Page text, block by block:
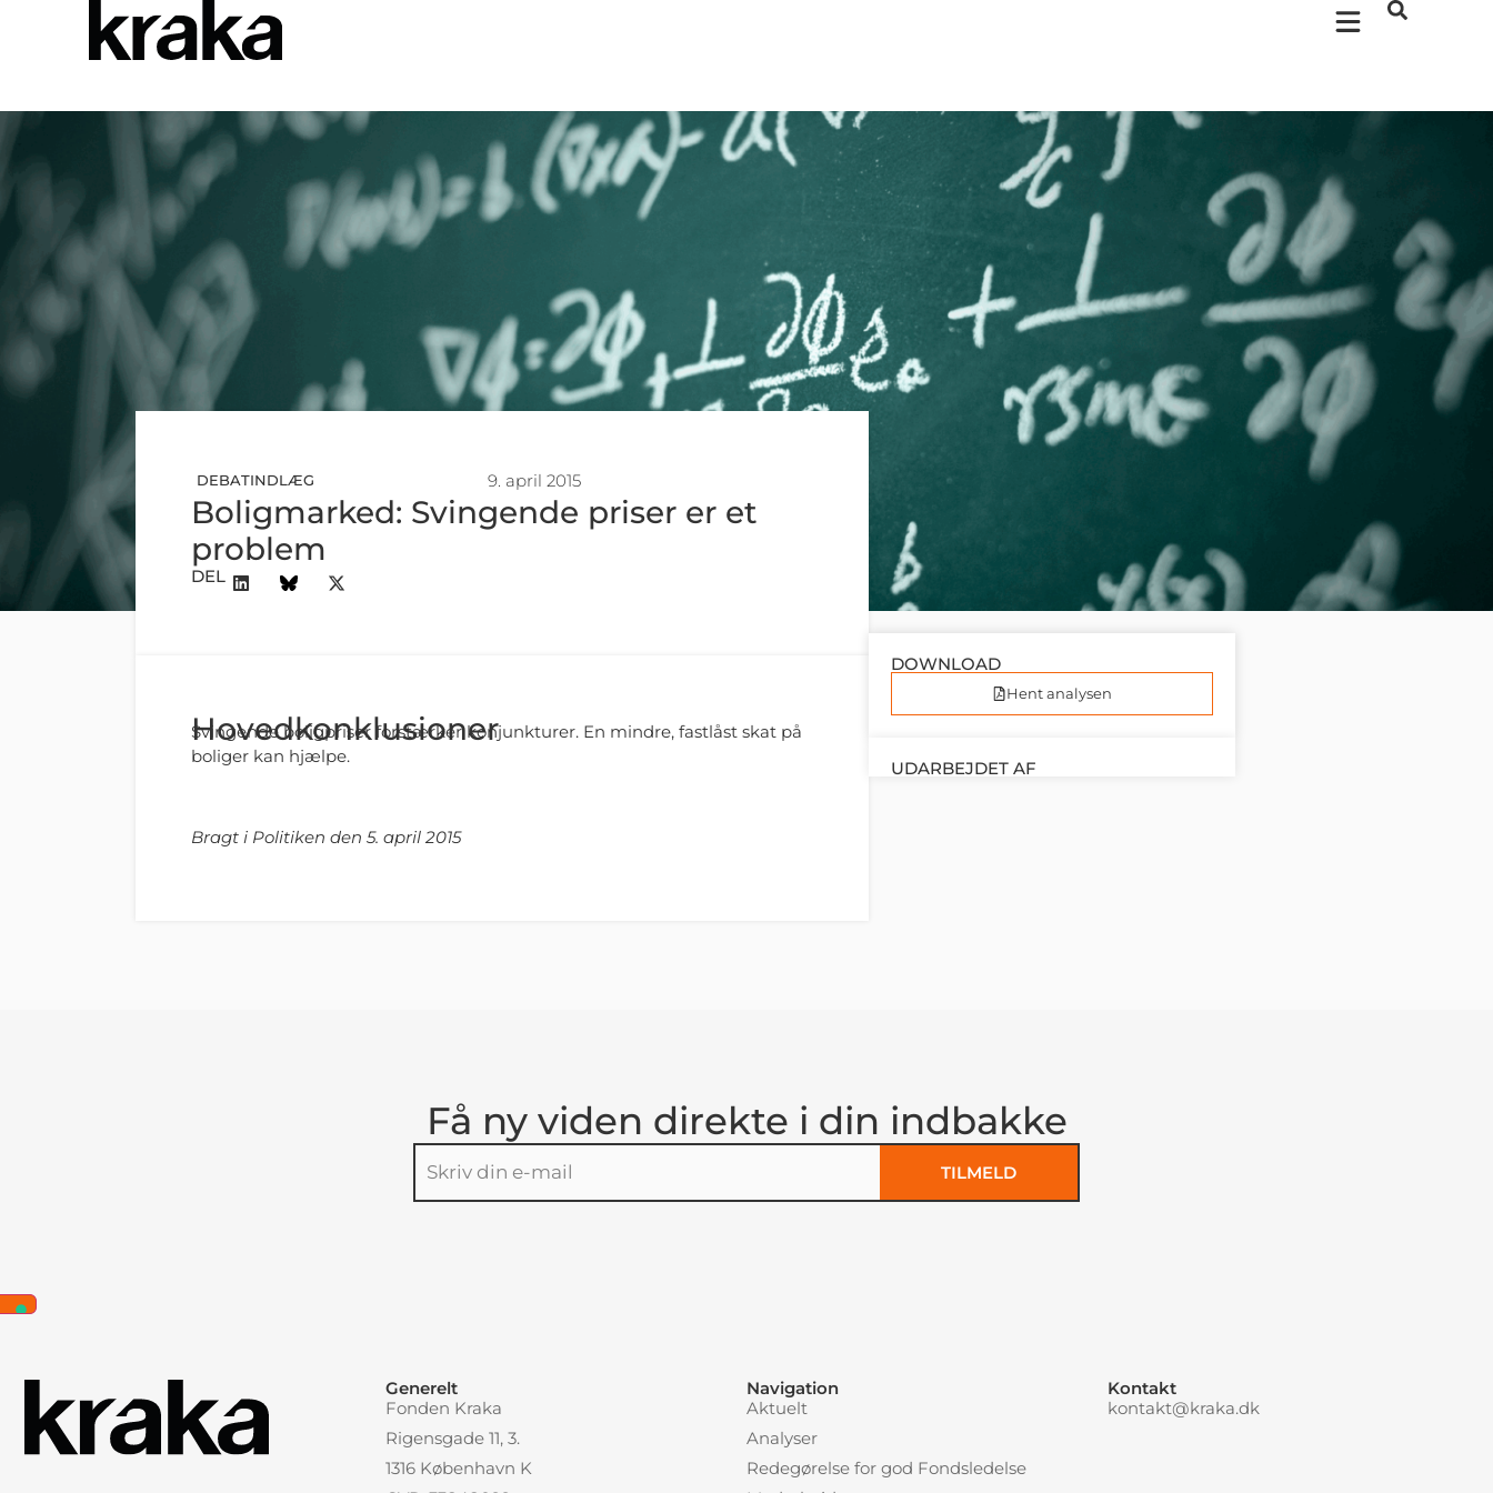
DEBATINDLÆG 9. april 2015
Boligmarked: Svingende priser er et
problem
DEL
Hovedkonklusioner
Svingende boligpriser forstærker konjunkturer. En mindre, fastlåst skat på
boliger kan hjælpe.
Bragt i Politiken den 5. april 2015
DOWNLOAD
Hent analysen
UDARBEJDET AF
Få ny viden direkte i din indbakke
TILMELD
Generelt
Fonden Kraka
Rigensgade 11, 3.
1316 København K
Navigation
Aktuelt
Analyser
Redegørelse for god Fondsledelse
Kontakt
kontakt@kraka.dk